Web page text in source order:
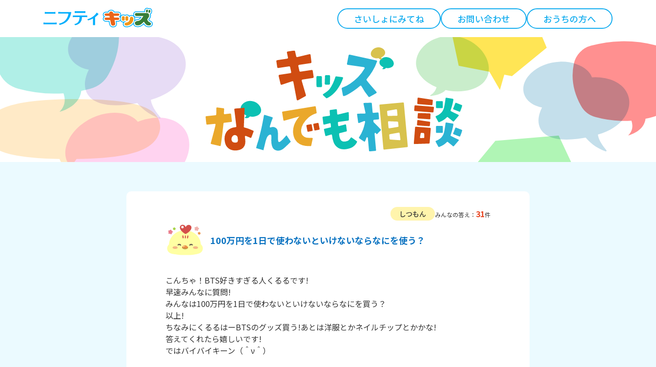
さいしょにみてね お問い合わせ おうちの方へ
しつもん みんなの答え： 31件
100万円を1日で使わないといけないならなにを使う？
こんちゃ！BTS好きすぎる人くるるです!
早速みんなに質問!
みんなは100万円を1日で使わないといけないならなにを買う？
以上!
ちなみにくるるはーBTSのグッズ買う!あとは洋服とかネイルチップとかかな!
答えてくれたら嬉しいです!
ではバイバイキーン（＾ν＾）